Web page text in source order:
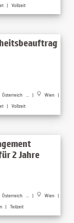
| Vollzeit
Österreich ... |
Wien |
| Vollzeit
2 Jahre
Österreich ... |
Wien |
| Teilzeit